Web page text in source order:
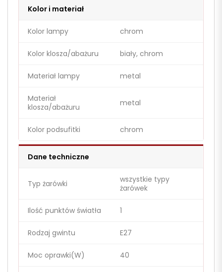
Kolor i materiał
Kolor lampy chrom
Kolor klosza/abażuru biały, chrom
Materiał lampy metal
Materiał
klosza/abażuru
metal
Kolor podsufitki chrom
Dane techniczne
Typ żarówki
wszystkie typy
żarówek
Ilość punktów światła 1
Rodzaj gwintu E27
Moc oprawki(W) 40